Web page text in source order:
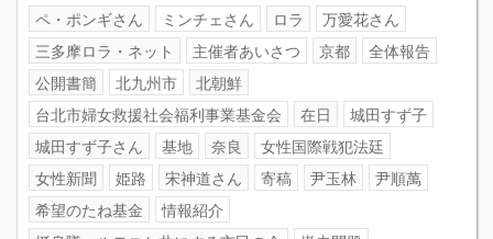
ペ・ポンギさん
ミンチェさん ロラ
万愛花さん
三多摩ロラ・ネット
主催者あいさつ 京都
全体報告
公開書簡
北九州市
北朝鮮
台北市婦女救援社会福利事業基金会
在日
城田すず子
城田すず子さん
基地 奈良
女性国際戦犯法廷
女性新聞
姫路 宋神道さん 寄稿 尹玉林
尹順萬
希望のたね基金
情報紹介